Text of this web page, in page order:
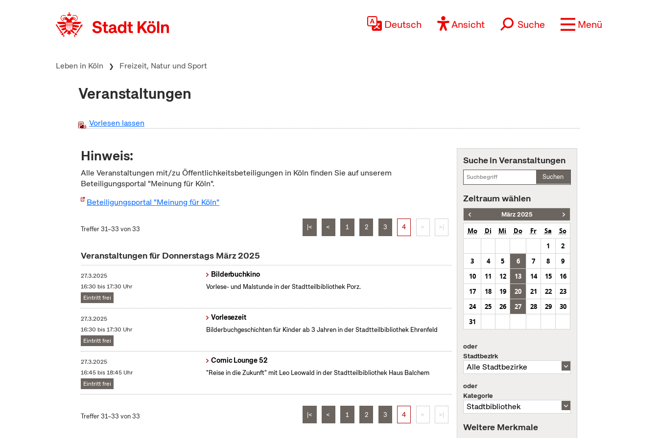
Deutsch Ansicht Suche Menü
Leben in Köln Freizeit, Natur und Sport
Veranstaltungen
Vorlesen lassen
Hinweis:
Alle Veranstaltungen mit/zu Öffentlichkeitsbeteiligungen in Köln finden Sie auf unserem
Beteiligungsportal "Meinung für Köln".
Beteiligungsportal "Meinung für Köln"
Treffer 31–33 von 33 |< < 1 2 3 4 > >|
Veranstaltungen für Donnerstags März 2025
27.3.2025
16:30 bis 17:30 Uhr
Eintritt frei
Bilderbuchkino
Vorlese- und Malstunde in der Stadtteilbibliothek Porz.
27.3.2025
16:30 bis 17:30 Uhr
Eintritt frei
Vorlesezeit
Bilderbuchgeschichten für Kinder ab 3 Jahren in der Stadtteilbibliothek Ehrenfeld
27.3.2025
16:45 bis 18:45 Uhr
Eintritt frei
Comic Lounge 52
"Reise in die Zukunft" mit Leo Leowald in der Stadtteilbibliothek Haus Balchem
Treffer 31–33 von 33 |< < 1 2 3 4 > >|
Suche in Veranstaltungen
Suchen
Zeitraum wählen
März 2025
Mo Di Mi Do Fr Sa
So
1
2
3
4 5 6 7 8
9
10
11 12 13 14 15
16
17
18 19 20 21 22
23
24
25 26 27 28 29
30
31
oder
Stadtbezirk
oder
Kategorie
Weitere Merkmale